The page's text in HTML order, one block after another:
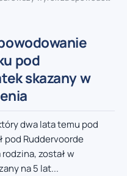
pod
skazany w
dwa lata temu pod
pod Ruddervoorde
został w
na 5 lat...